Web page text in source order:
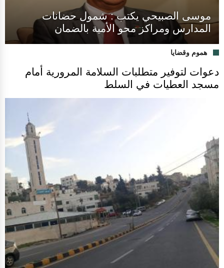
موسى الصبيحي يكتب : شمول حضانات
المدارس ومراكز محو الأمية بالضمان
هموم وقضايا
دعوات لتوفير متطلبات السلامة المرورية أمام
مسجد العطيات في السلط